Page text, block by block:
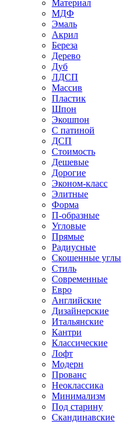
Материал
МДФ
Эмаль
Акрил
Береза
Дерево
Дуб
ЛДСП
Массив
Пластик
Шпон
Экошпон
С патиной
ДСП
Стоимость
Дешевые
Дорогие
Эконом-класс
Элитные
Форма
П-образные
Угловые
Прямые
Радиусные
Скошенные углы
Стиль
Современные
Евро
Английские
Дизайнерские
Итальянские
Кантри
Классические
Лофт
Модерн
Прованс
Неоклассика
Минимализм
Под старину
Скандинавские